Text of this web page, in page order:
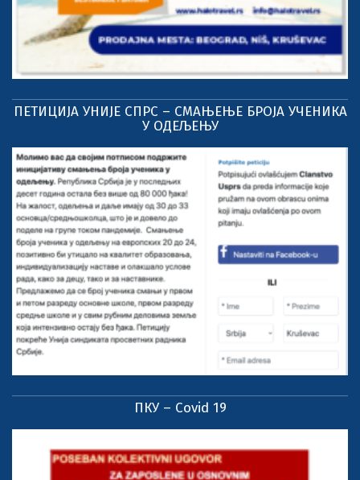
ПЕТИЦИЈА УНИЈЕ СПРС – СМАЊЕЊЕ БРОЈА УЧЕНИКА
У ОДЕЉЕЊУ
ПКУ – Covid 19